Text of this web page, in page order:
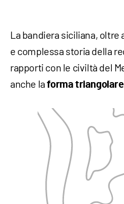
La bandiera siciliana, oltre
e complessa storia della
rapporti con le civiltà del
anche laforma triangolare